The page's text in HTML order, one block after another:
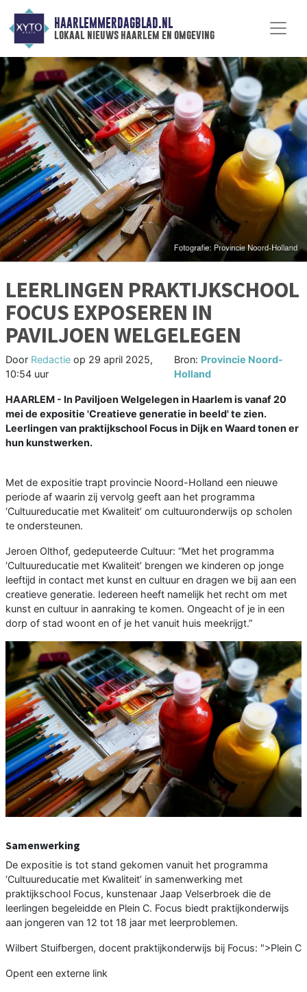
HAARLEMMERDAGBLAD.NL
lokaal nieuws haarlem en omgeving
LEERLINGEN PRAKTIJKSCHOOL
FOCUS EXPOSEREN IN
PAVILJOEN WELGELEGEN
Door Redactie op 29 april 2025,
10:54 uur
Bron: Provincie Noord-
Holland
HAARLEM - In Paviljoen Welgelegen in Haarlem is vanaf 20
mei de expositie 'Creatieve generatie in beeld' te zien.
Leerlingen van praktijkschool Focus in Dijk en Waard tonen er
hun kunstwerken.
Met de expositie trapt provincie Noord-Holland een nieuwe
periode af waarin zij vervolg geeft aan het programma
‘Cultuureducatie met Kwaliteit’ om cultuuronderwijs op scholen
te ondersteunen.
Jeroen Olthof, gedeputeerde Cultuur: “Met het programma
‘Cultuureducatie met Kwaliteit’ brengen we kinderen op jonge
leeftijd in contact met kunst en cultuur en dragen we bij aan een
creatieve generatie. Iedereen heeft namelijk het recht om met
kunst en cultuur in aanraking te komen. Ongeacht of je in een
dorp of stad woont en of je het vanuit huis meekrijgt.”
Samenwerking
De expositie is tot stand gekomen vanuit het programma
‘Cultuureducatie met Kwaliteit’ in samenwerking met
praktijkschool Focus, kunstenaar Jaap Velserbroek die de
leerlingen begeleidde en Plein C. Focus biedt praktijkonderwijs
aan jongeren van 12 tot 18 jaar met leerproblemen.
Wilbert Stuifbergen, docent praktijkonderwijs bij Focus: ">Plein C
Opent een externe link